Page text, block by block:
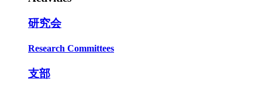
研究会
Research Committees
支部